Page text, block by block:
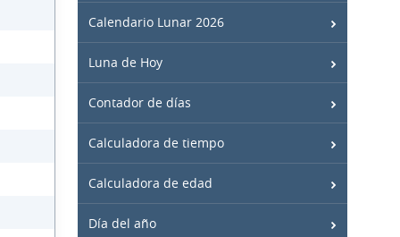
Calendario Lunar 2026
Luna de Hoy
Contador de días
Calculadora de tiempo
Calculadora de edad
Día del año